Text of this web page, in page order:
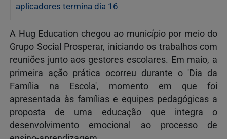
aplicadores termina dia 16
A Hug Education chegou ao município por meio do
Grupo Social Prosperar, iniciando os trabalhos com
reuniões junto aos gestores escolares. Em maio, a
primeira ação prática ocorreu durante o 'Dia da
Família na Escola', momento em que foi
apresentada às famílias e equipes pedagógicas a
proposta de uma educação que integra o
desenvolvimento emocional ao processo de